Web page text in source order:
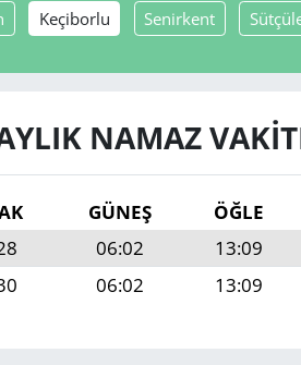
Keçiborlu Senirkent
NAMAZ
GÜNEŞ ÖĞLE
06:02 13:09
06:02 13:09